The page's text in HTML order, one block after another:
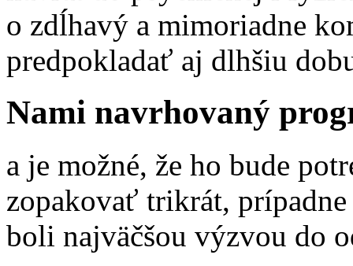
o zdĺhavý a mimoriadne
predpokladať aj dlhšiu
Nami navrhovaný
a je možné, že ho bude
zopakovať trikrát,
boli najväčšou výzvou do